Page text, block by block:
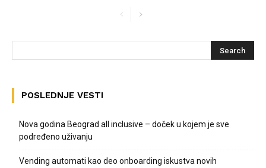
POSLEDNJE VESTI
Nova godina Beograd all inclusive – doček u kojem je sve
podređeno uživanju
Vending automati kao deo onboarding iskustva novih